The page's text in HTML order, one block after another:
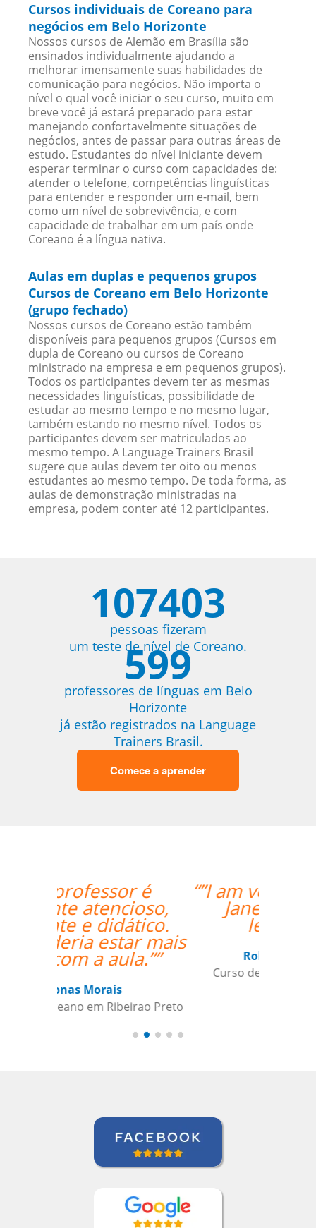
Cursos individuais de Coreano para
negócios em Belo Horizonte
Nossos cursos de Alemão em Brasília são
ensinados individualmente ajudando a
melhorar imensamente suas habilidades de
comunicação para negócios. Não importa o
nível o qual você iniciar o seu curso, muito em
breve você já estará preparado para estar
manejando confortavelmente situações de
negócios, antes de passar para outras áreas de
estudo. Estudantes do nível iniciante devem
esperar terminar o curso com capacidades de:
atender o telefone, competências linguísticas
para entender e responder um e-mail, bem
como um nível de sobrevivência, e com
capacidade de trabalhar em um país onde
Coreano é a língua nativa.
Aulas em duplas e pequenos grupos
Cursos de Coreano em Belo Horizonte
(grupo fechado)
Nossos cursos de Coreano estão também
disponíveis para pequenos grupos (Cursos em
dupla de Coreano ou cursos de Coreano
ministrado na empresa e em pequenos grupos).
Todos os participantes devem ter as mesmas
necessidades linguísticas, possibilidade de
estudar ao mesmo tempo e no mesmo lugar,
também estando no mesmo nível. Todos os
participantes devem ser matriculados ao
mesmo tempo. A Language Trainers Brasil
sugere que aulas devem ter oito ou menos
estudantes ao mesmo tempo. De toda forma, as
aulas de demonstração ministradas na
empresa, podem conter até 12 participantes.
107403
pessoas fizeram
um teste de nível de Coreano.
599
professores de línguas em Belo
Horizonte
já estão registrados na Language
Trainers Brasil.
Comece a aprender
“”I am very happy with
Jane, I love our
lessons.””
Roland Tschanz
Curso de em Belo Horizonte